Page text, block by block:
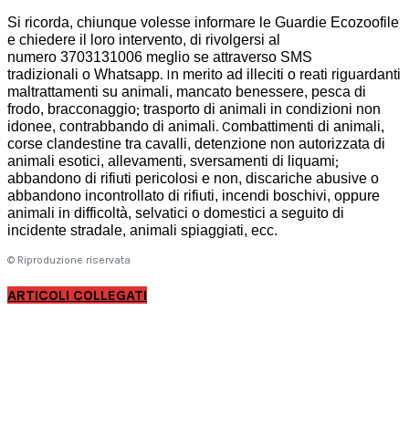
Si ricorda, chiunque volesse informare le Guardie Ecozoofile
e chiedere il loro intervento, di rivolgersi al
numero 3703131006 meglio se attraverso SMS
tradizionali o Whatsapp. In merito ad illeciti o reati riguardanti
maltrattamenti su animali, mancato benessere, pesca di
frodo, bracconaggio; trasporto di animali in condizioni non
idonee, contrabbando di animali. Combattimenti di animali,
corse clandestine tra cavalli, detenzione non autorizzata di
animali esotici, allevamenti, sversamenti di liquami;
abbandono di rifiuti pericolosi e non, discariche abusive o
abbandono incontrollato di rifiuti, incendi boschivi, oppure
animali in difficoltà, selvatici o domestici a seguito di
incidente stradale, animali spiaggiati, ecc.
© Riproduzione riservata
ARTICOLI COLLEGATI